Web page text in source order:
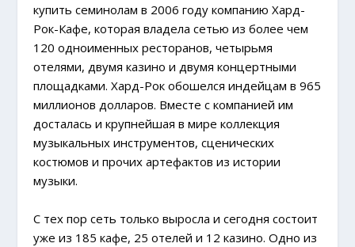
купить семинолам в 2006 году компанию Хард-
Рок-Кафе, которая владела сетью из более чем
120 одноименных ресторанов, четырьмя
отелями, двумя казино и двумя концертными
площадками. Хард-Рок обошелся индейцам в 965
миллионов долларов. Вместе с компанией им
досталась и крупнейшая в мире коллекция
музыкальных инструментов, сценических
костюмов и прочих артефактов из истории
музыки.
С тех пор сеть только выросла и сегодня состоит
уже из 185 кафе, 25 отелей и 12 казино. Одно из